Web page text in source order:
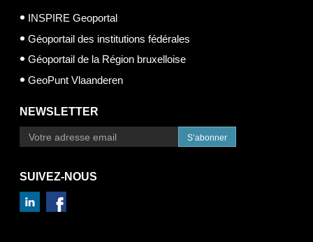
INSPIRE Geoportal
Géoportail des institutions fédérales
Géoportail de la Région bruxelloise
GeoPunt Vlaanderen
NEWSLETTER
S’abonner
SUIVEZ-NOUS